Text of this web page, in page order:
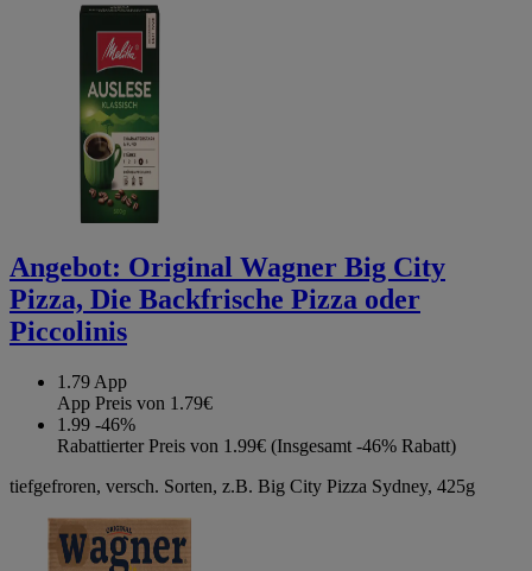
Angebot: Original Wagner Big City
Pizza, Die Backfrische Pizza oder
Piccolinis
1.79 App
App Preis von 1.79€
1.99 -46%
Rabattierter Preis von 1.99€ (Insgesamt -46% Rabatt)
tiefgefroren, versch. Sorten, z.B. Big City Pizza Sydney, 425g